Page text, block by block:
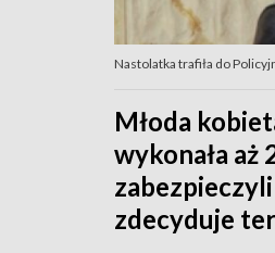
Nastolatka trafiła do
Młoda
wykonała aż
zdecyduje